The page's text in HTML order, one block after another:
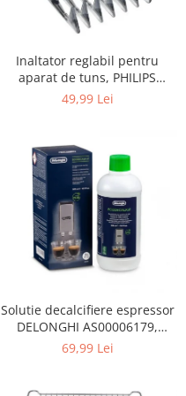
Inaltator reglabil pentru
aparat de tuns, PHILIPS
422203633281, 3-15 mm,
49,99 Lei
Solutie decalcifiere espressor
DELONGHI AS00006179,
DLSC500, 500 ml
69,99 Lei